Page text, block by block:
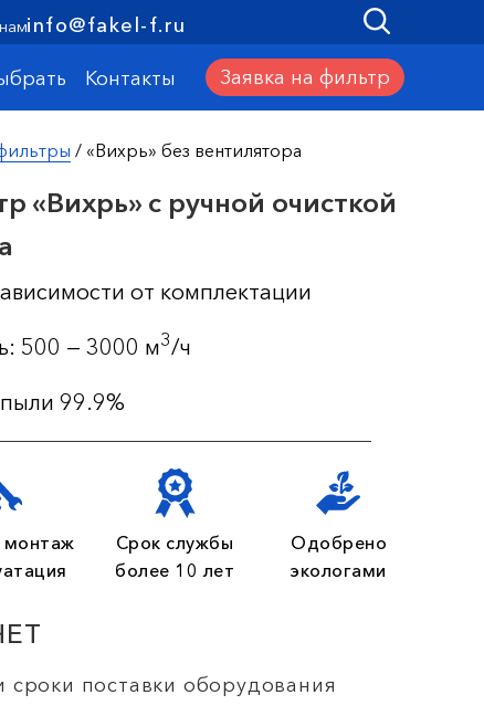
Контакты Заявка на фильтр
info@fakel-f.ru
/ «Вихрь» без вентилятора
«Вихрь» с ручной очисткой
от комплектации
500 — 3000 м3/ч
99.9%
монтаж
Срок службы
более 10 лет
Одобрено
экологами
сроки поставки оборудования